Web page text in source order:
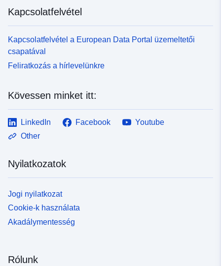
Kapcsolatfelvétel
Kapcsolatfelvétel a European Data Portal üzemeltetői
csapatával
Feliratkozás a hírlevelünkre
Kövessen minket itt:
LinkedIn Facebook
Youtube
Other
Nyilatkozatok
Jogi nyilatkozat
Cookie-k használata
Akadálymentesség
Rólunk